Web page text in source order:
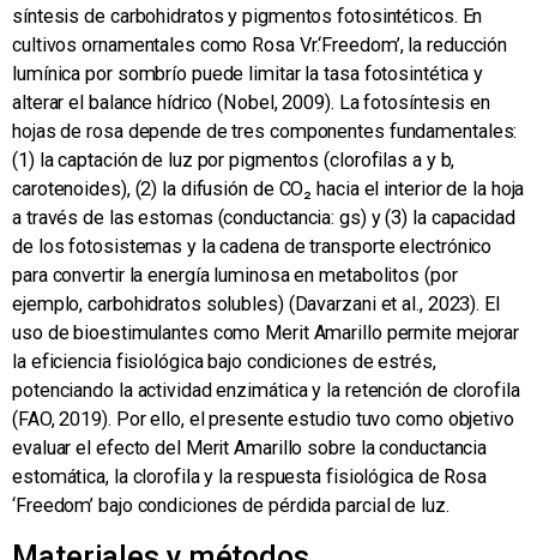
síntesis de carbohidratos y pigmentos fotosintéticos. En
cultivos ornamentales como Rosa Vr.‘Freedom’, la reducción
lumínica por sombrío puede limitar la tasa fotosintética y
alterar el balance hídrico (Nobel, 2009). La fotosíntesis en
hojas de rosa depende de tres componentes fundamentales:
(1) la captación de luz por pigmentos (clorofilas a y b,
carotenoides), (2) la difusión de CO₂ hacia el interior de la hoja
a través de las estomas (conductancia: gs) y (3) la capacidad
de los fotosistemas y la cadena de transporte electrónico
para convertir la energía luminosa en metabolitos (por
ejemplo, carbohidratos solubles) (Davarzani et al., 2023). El
uso de bioestimulantes como Merit Amarillo permite mejorar
la eficiencia fisiológica bajo condiciones de estrés,
potenciando la actividad enzimática y la retención de clorofila
(FAO, 2019). Por ello, el presente estudio tuvo como objetivo
evaluar el efecto del Merit Amarillo sobre la conductancia
estomática, la clorofila y la respuesta fisiológica de Rosa
‘Freedom’ bajo condiciones de pérdida parcial de luz.